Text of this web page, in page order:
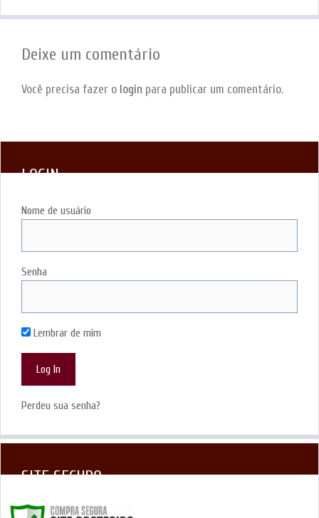
Deixe um comentário
Você precisa fazer o login para publicar um comentário.
LOGIN
Nome de usuário
Senha
Lembrar de mim
Perdeu sua senha?
SITE SEGURO